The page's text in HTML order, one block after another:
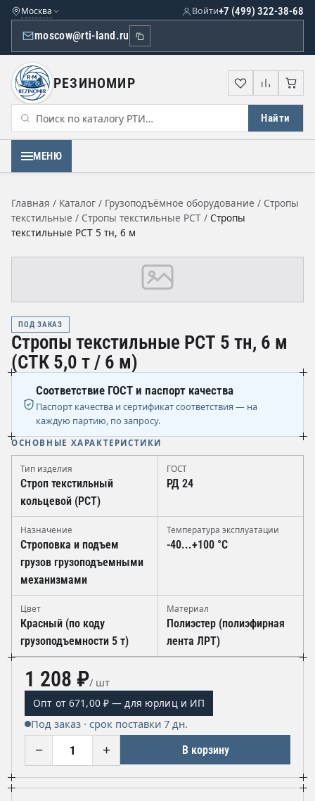
Москва
moscow@rti-land.ru
+7 (499) 322-38-68
Войти
РЕЗИНОМИР
Найти
Избранное
МЕНЮ
Главная / Каталог / Грузоподъёмное оборудование / Стропы
текстильные / Стропы текстильные РСТ / Стропы
текстильные РСТ 5 тн, 6 м
ПОД ЗАКАЗ
Стропы текстильные РСТ 5 тн, 6 м
(СТК 5,0 т / 6 м)
Соответствие ГОСТ и паспорт качества
Паспорт качества и сертификат соответствия — на
каждую партию, по запросу.
ОСНОВНЫЕ ХАРАКТЕРИСТИКИ
Тип изделия
Строп текстильный
кольцевой (РСТ)
ГОСТ
РД 24
Назначение
Строповка и подъем
грузов грузоподъемными
механизмами
Температура эксплуатации
-40...+100 °C
Цвет
Красный (по коду
грузоподъемности 5 т)
Материал
Полиэстер (полиэфирная
лента ЛРТ)
1 208 ₽/ шт
Опт от 671,00 ₽ — для юрлиц и ИП
Под заказ · срок поставки 7 дн.
− + В корзину